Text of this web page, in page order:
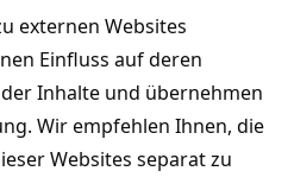
externen Websites
Einfluss auf deren
Inhalte und übernehmen
Wir empfehlen Ihnen, die
Websites separat zu